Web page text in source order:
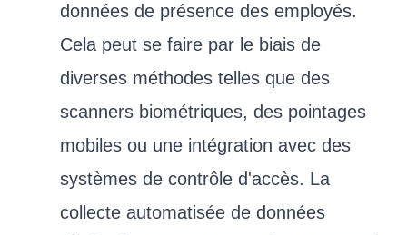
données de présence des employés.
Cela peut se faire par le biais de
diverses méthodes telles que des
scanners biométriques, des pointages
mobiles ou une intégration avec des
systèmes de contrôle d'accès. La
collecte automatisée de données